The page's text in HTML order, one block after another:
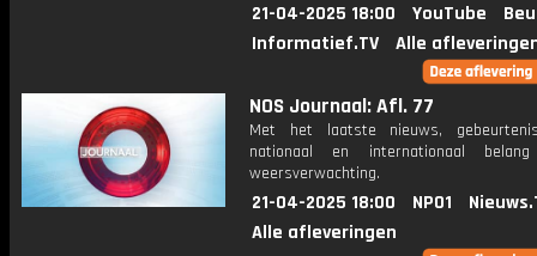
21-04-2025 18:00 YouTube
Informatief.TV
Alle
NOS Journaal: Afl. 77
Met het laatste nieuws,
nationaal en internationaal
weersverwachting.
21-04-2025 18:00 NPO1
Alle afleveringen